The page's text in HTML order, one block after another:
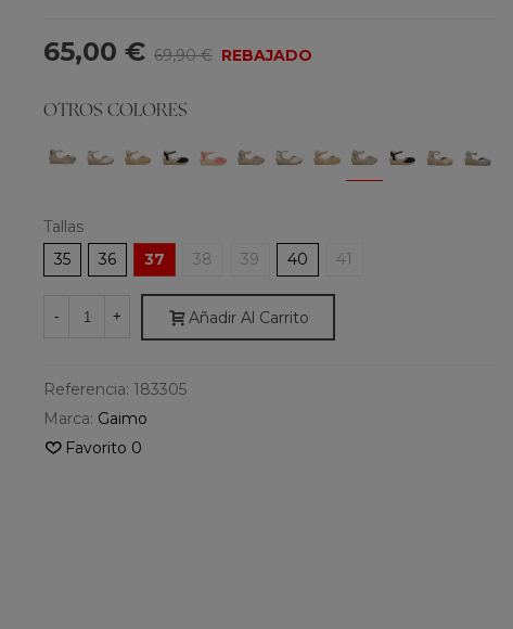
65,00 € 69,90 € REBAJADO
OTROS COLORES
Tallas
35
36 37 38 39 40 41
- + Añadir Al Carrito
Referencia: 183305
Marca: Gaimo
Favorito 0